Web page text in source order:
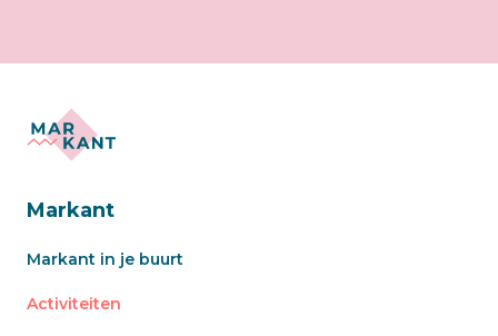
Markant
Markant in je buurt
Activiteiten